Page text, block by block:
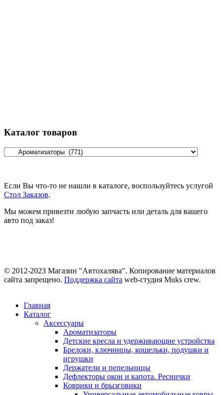
Каталог товаров
Если Вы что-то не нашли в каталоге, воспользуйтесь услугой
Стол Заказов.
Мы можем привезти любую запчасть или деталь для вашего
авто под заказ!
© 2012-2023 Магазин "Автохалява". Копирование материалов
сайта запрещено. Поддержка сайта web-студия Muks crew.
Главная
Каталог
Аксессуары
Ароматизаторы
Детские кресла и удерживающие устройства
Брелоки, ключницы, кошельки, подушки и
игрушки
Держатели и пепельницы
Дефлекторы окон и капота. Реснички
Коврики и брызговики